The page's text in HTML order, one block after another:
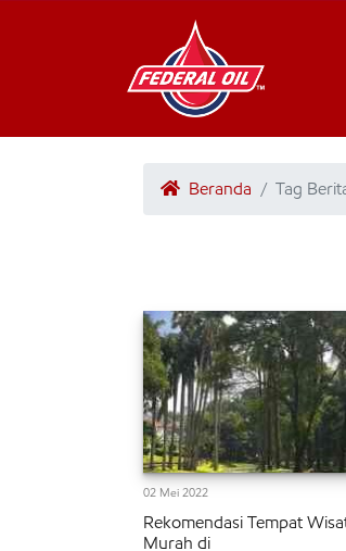
Beranda Tag
02 Mei 2022
Rekomendasi Tempat
Murah di